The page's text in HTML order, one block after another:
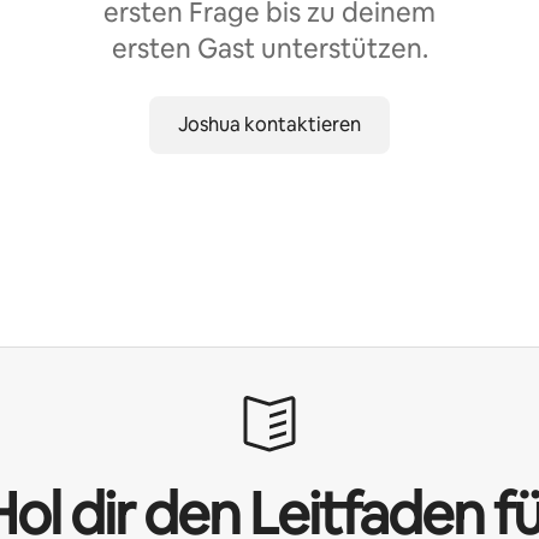
ersten Frage bis zu deinem
ersten Gast unterstützen.
Joshua kontaktieren
dir den Leitfaden